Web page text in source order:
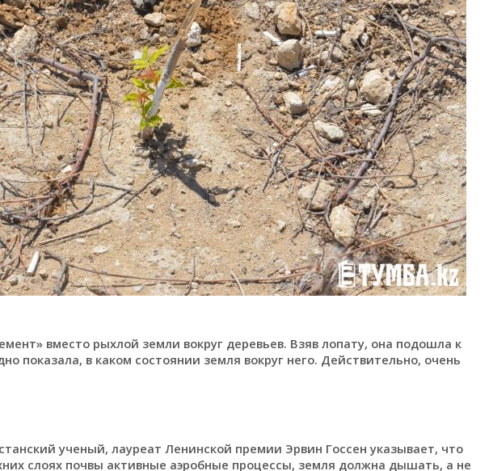
вместо рыхлой земли вокруг деревьев. Взяв лопату, она подошла к
показала, в каком состоянии земля вокруг него. Действительно, очень
ученый, лауреат Ленинской премии Эрвин Госсен указывает, что
слоях почвы активные аэробные процессы, земля должна дышать, а не